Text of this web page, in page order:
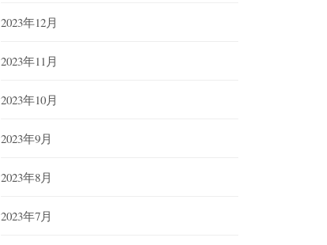
2023年12月
2023年11月
2023年10月
2023年9月
2023年8月
2023年7月